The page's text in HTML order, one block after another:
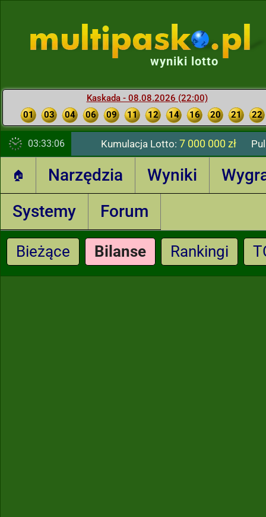
wyniki lotto
Kaskada - 08.08.2026 (22:00)
01
03 04 06 09 11 12 14 16 20 21 22
03:33:07 Kumulacja Lotto: 7 000 000 zł
🏠 Narzędzia Wyniki
Systemy
Forum
Bieżące Bilanse Rankingi